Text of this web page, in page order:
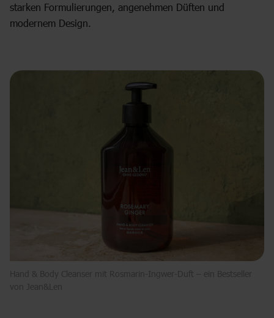
starken Formulierungen, angenehmen Düften und
modernem Design.